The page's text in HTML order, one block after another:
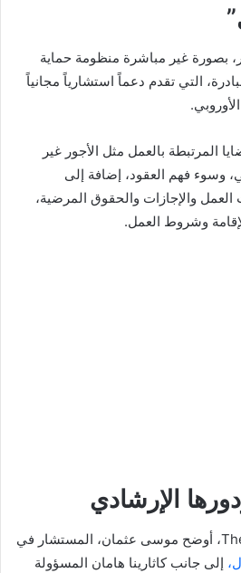
بصورة غير مباشرة منظومة حماية
التي تقدم دعماً استشارياً مجانياً
المرتبطة بالعمل مثل الأجور غير
وسوء فهم العقود، إضافة إلى
والإجازات والحقوق المرضية،
وشروط العمل.
الإرشادي
إلى جانب كاثارينا هامان المسؤولة